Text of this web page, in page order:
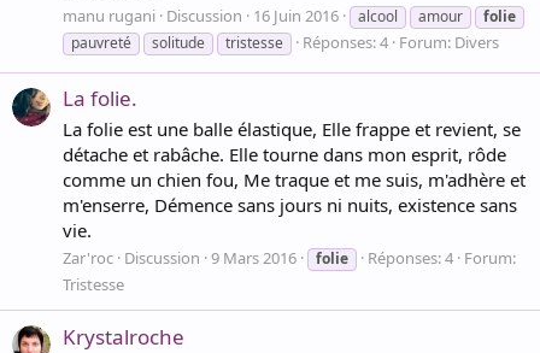
manu rugani Discussion 16 Juin 2016 alcool amour
folie
pauvreté
solitude tristesse Réponses: 4 Forum: Divers
La folie.
La folie est une balle élastique, Elle frappe et revient, se
détache et rabâche. Elle tourne dans mon esprit, rôde
comme un chien fou, Me traque et me suis, m'adhère et
m'enserre, Démence sans jours ni nuits, existence sans
vie.
Zar'roc Discussion 9 Mars 2016 folie Réponses: 4 Forum:
Tristesse
Krystalroche